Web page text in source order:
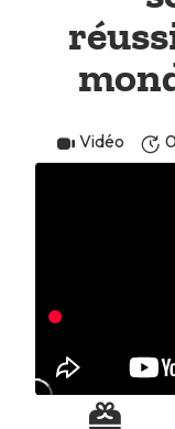
Vidéo